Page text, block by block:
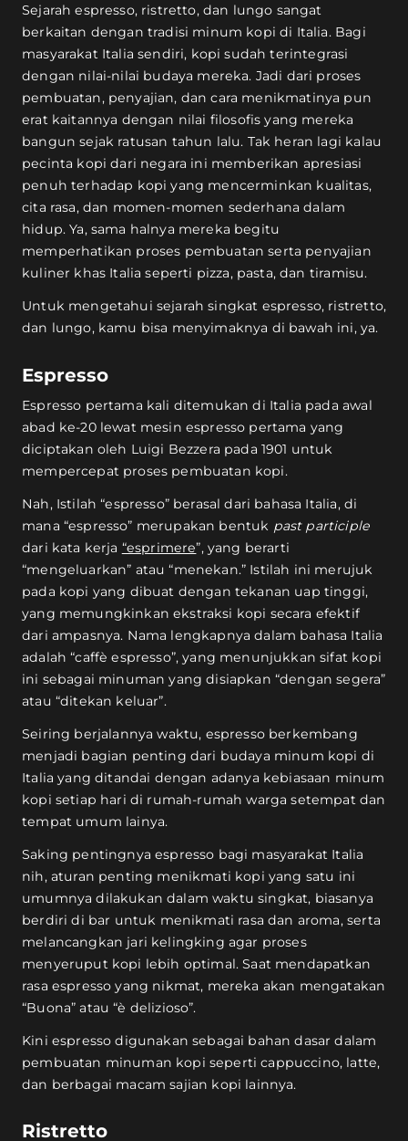
Sejarah espresso, ristretto, dan lungo sangat
berkaitan dengan tradisi minum kopi di Italia. Bagi
masyarakat Italia sendiri, kopi sudah terintegrasi
dengan nilai-nilai budaya mereka. Jadi dari proses
pembuatan, penyajian, dan cara menikmatinya pun
erat kaitannya dengan nilai filosofis yang mereka
bangun sejak ratusan tahun lalu. Tak heran lagi kalau
pecinta kopi dari negara ini memberikan apresiasi
penuh terhadap kopi yang mencerminkan kualitas,
cita rasa, dan momen-momen sederhana dalam
hidup. Ya, sama halnya mereka begitu
memperhatikan proses pembuatan serta penyajian
kuliner khas Italia seperti pizza, pasta, dan tiramisu.
Untuk mengetahui sejarah singkat espresso, ristretto,
dan lungo, kamu bisa menyimaknya di bawah ini, ya.
Espresso
Espresso pertama kali ditemukan di Italia pada awal
abad ke-20 lewat mesin espresso pertama yang
diciptakan oleh Luigi Bezzera pada 1901 untuk
mempercepat proses pembuatan kopi.
Nah, Istilah “espresso” berasal dari bahasa Italia, di
mana “espresso” merupakan bentuk past participle
dari kata kerja “esprimere”, yang berarti
“mengeluarkan” atau “menekan.” Istilah ini merujuk
pada kopi yang dibuat dengan tekanan uap tinggi,
yang memungkinkan ekstraksi kopi secara efektif
dari ampasnya. Nama lengkapnya dalam bahasa Italia
adalah “caffè espresso”, yang menunjukkan sifat kopi
ini sebagai minuman yang disiapkan “dengan segera”
atau “ditekan keluar”.
Seiring berjalannya waktu, espresso berkembang
menjadi bagian penting dari budaya minum kopi di
Italia yang ditandai dengan adanya kebiasaan minum
kopi setiap hari di rumah-rumah warga setempat dan
tempat umum lainya.
Saking pentingnya espresso bagi masyarakat Italia
nih, aturan penting menikmati kopi yang satu ini
umumnya dilakukan dalam waktu singkat, biasanya
berdiri di bar untuk menikmati rasa dan aroma, serta
melancangkan jari kelingking agar proses
menyeruput kopi lebih optimal. Saat mendapatkan
rasa espresso yang nikmat, mereka akan mengatakan
“Buona” atau “è delizioso”.
Kini espresso digunakan sebagai bahan dasar dalam
pembuatan minuman kopi seperti cappuccino, latte,
dan berbagai macam sajian kopi lainnya.
Ristretto